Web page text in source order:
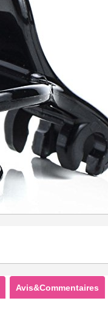
Avis&Commentaires